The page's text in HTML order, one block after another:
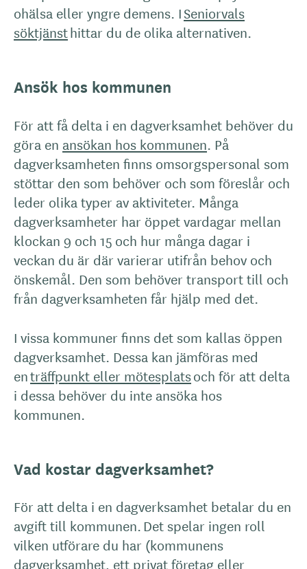
ohälsa eller yngre demens. ISeniorvals
söktjänsthittar du de olika alternativen.
Ansök hos kommunen
För att få delta i en dagverksamhet behöver du
göra en ansökan hos kommunen. På
dagverksamheten finns omsorgspersonal som
stöttar den som behöver och som föreslår och
leder olika typer av aktiviteter. Många
dagverksamheter har öppet vardagar mellan
klockan 9 och 15 och hur många dagar i
veckan du är där varierar utifrån behov och
önskemål. Den som behöver transport till och
från dagverksamheten får hjälp med det.
I vissa kommuner finns det som kallas öppen
dagverksamhet. Dessa kan jämföras med
enträffpunkt eller mötesplatsoch för att delta
i dessa behöver du inte ansöka hos
kommunen.
Vad kostar dagverksamhet?
För att delta i en dagverksamhet betalar du en
avgift till kommunen. Det spelar ingen roll
vilken utförare du har (kommunens
dagverksamhet, ett privat företag eller